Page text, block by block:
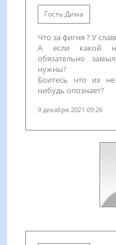
Гость Дима
Что за фигня ? У
А если какой
обязательно
нужны?
Боитесь что их
нибудь опознает?
9 декабря 2021 09:26